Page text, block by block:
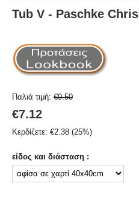
Tub V - Paschke Chris
Παλιά τιμή: €9.50
€7.12
Κερδίζετε: €2.38 (25%)
είδος και διάσταση :